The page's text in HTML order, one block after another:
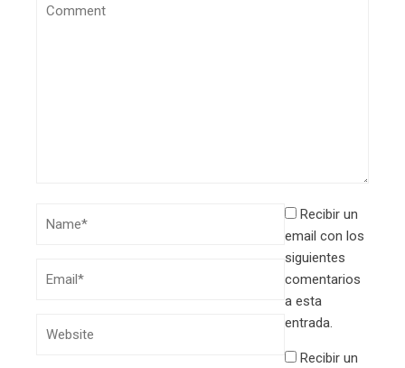
Recibir un
email con los
siguientes
comentarios
a esta
entrada.
Recibir un